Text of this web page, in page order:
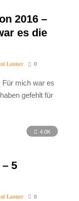
2016 –
es die
Launer 0
Für mich war es
gefehlt für
4.0K
5
Launer 0